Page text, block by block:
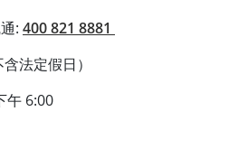
: 400 821 8881
法定假日）
午 6:00